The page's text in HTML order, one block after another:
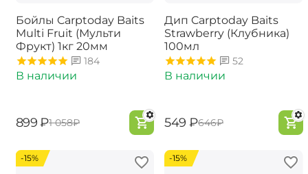
Бойлы Carptoday Baits
Multi Fruit (Мульти
Фрукт) 1кг 20мм
184
В наличии
‍899‍ ₽‍1 058‍₽
Дип Carptoday Baits
Strawberry (Клубника)
100мл
52
В наличии
‍549‍ ₽‍646‍₽
-15% -15%